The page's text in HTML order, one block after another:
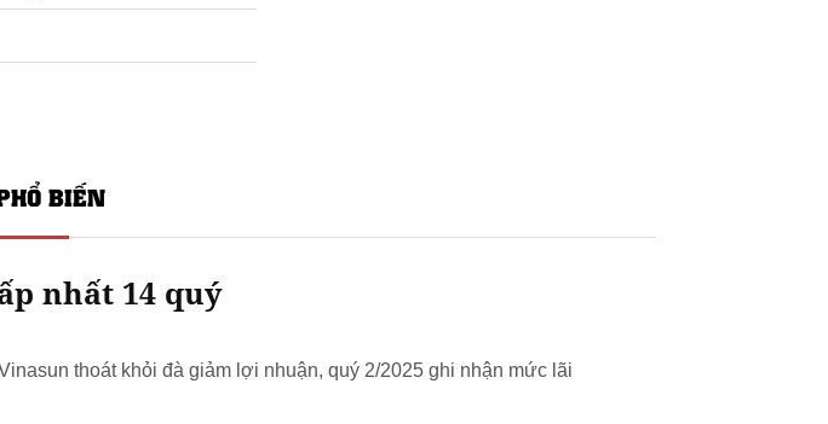
BIẾN
nhất 14 quý
thoát khỏi đà giảm lợi nhuận, quý 2/2025 ghi nhận mức lãi